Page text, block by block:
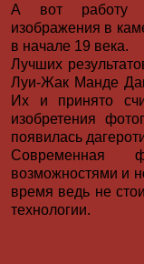
А вот работу
изображения в
в начале 19 века.
Лучших
Луи-Жак Манде
Их и принято
изобретения
появилась
Современная
возможностями и
время ведь не
технологии.